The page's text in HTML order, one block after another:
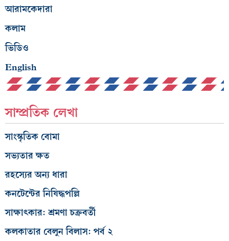
আরামকেদারা
কলাম
ভিডিও
English
সাম্প্রতিক লেখা
সাংস্কৃতিক বোমা
সভ্যতার ক্ষত
রহস্যের অন্য ধারা
কনটেন্টের নিষিদ্ধপল্লি
সাক্ষাৎকার: শ্রমণা চক্রবর্তী
কলকাতার বেলুন বিলাস: পর্ব ২